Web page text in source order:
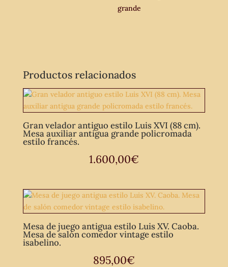
grande
Productos relacionados
Gran velador antiguo estilo Luis XVI (88 cm).
Mesa auxiliar antigua grande policromada
estilo francés.
1.600,00€
Mesa de juego antigua estilo Luis XV. Caoba.
Mesa de salón comedor vintage estilo
isabelino.
895,00€